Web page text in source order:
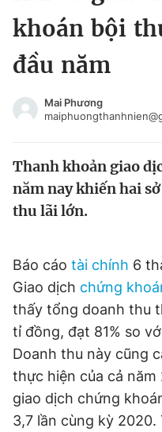
Chuyên mục khác
Video
Tiện ích
Thông tin tòa soạn
Tin đã lưu
Tin đã xem
Đăng xuất
khoán bội
đầu năm
Mai Phương
Thanh khoản giao
năm nay khiến hai
thu lãi lớn.
Báo cáo tài chính 6
Giao dịch chứng
thấy tổng doanh thu
tỉ đồng, đạt 81% so
Doanh thu này cũng
thực hiện của cả
giao dịch chứng
3,7 lần cùng kỳ